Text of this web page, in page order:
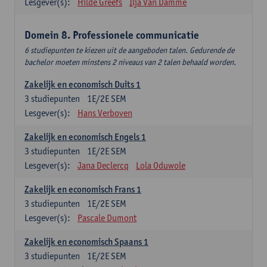
Domein 8. Professionele communicatie
6 studiepunten te kiezen uit de aangeboden talen. Gedurende de
bachelor moeten minstens 2 niveaus van 2 talen behaald worden.
Zakelijk en economisch Duits 1
1E/2E SEM
3 studiepunten
Lesgever(s):
Hans Verboven
Zakelijk en economisch Engels 1
1E/2E SEM
3 studiepunten
Lesgever(s):
Jana Declercq Lola Oduwole
Zakelijk en economisch Frans 1
1E/2E SEM
3 studiepunten
Lesgever(s):
Pascale Dumont
Zakelijk en economisch Spaans 1
1E/2E SEM
3 studiepunten